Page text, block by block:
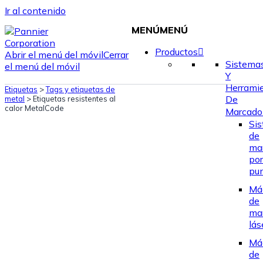
Ir al contenido
MENÚMENÚ
Productos
Y
De
Marcado
de
por
de
de
Abrir el menú del móvilCerrar
el menú del móvil
Etiquetas >Tags y etiquetas de
metal >Etiquetas resistentes al
calor MetalCode